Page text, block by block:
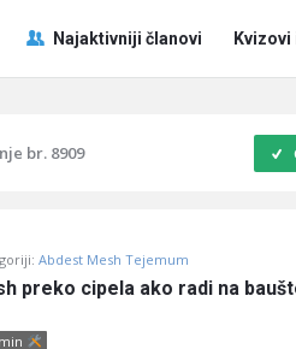
Pitaj
Učene
Navigacija
Najaktivniji članovi
br. 8909
Abdest Mesh Tejemum
preko cipela ako radi na